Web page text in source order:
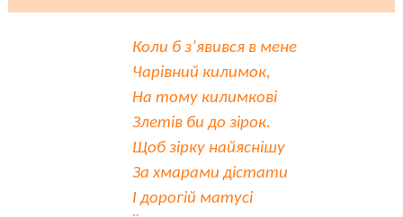
Коли б з’явився в мене
Чарівний килимок,
На тому килимкові
Злетів би до зірок.
Щоб зірку найяснішу
За хмарами дістати
І дорогій матусі